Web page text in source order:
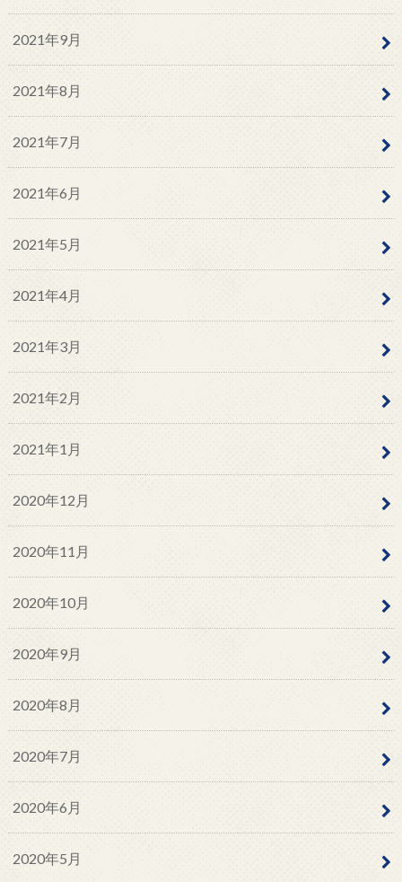
2021年9月
2021年8月
2021年7月
2021年6月
2021年5月
2021年4月
2021年3月
2021年2月
2021年1月
2020年12月
2020年11月
2020年10月
2020年9月
2020年8月
2020年7月
2020年6月
2020年5月